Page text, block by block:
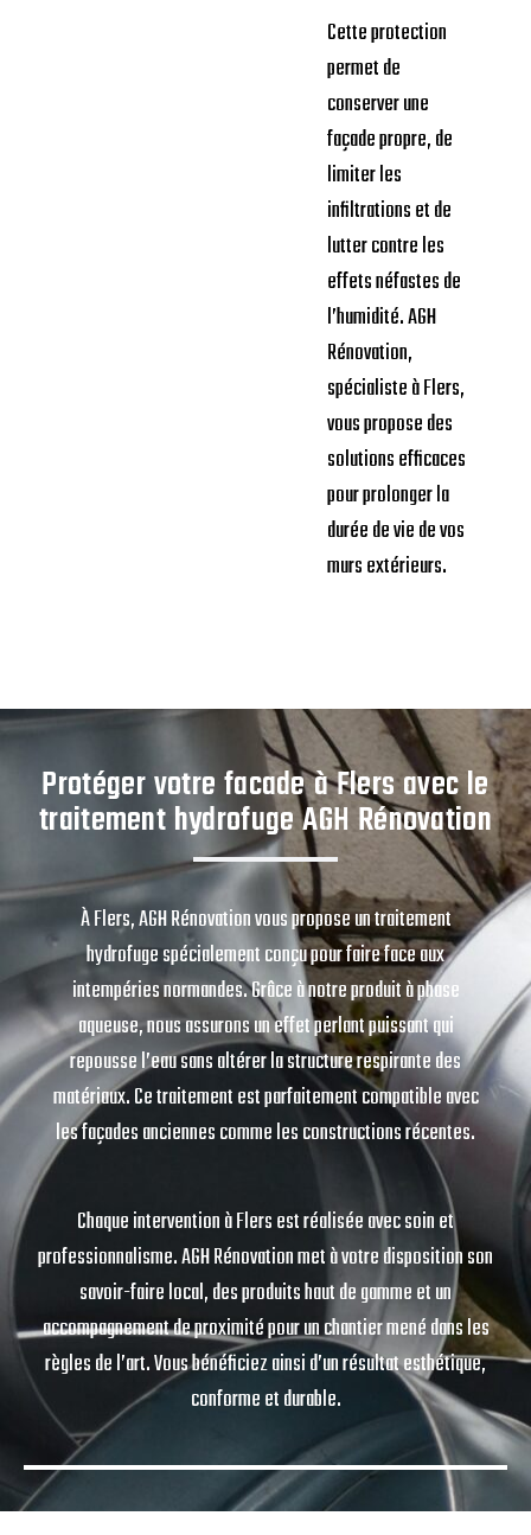
Cette protection
permet de
conserver une
façade propre, de
limiter les
infiltrations et de
lutter contre les
effets néfastes de
l’humidité. AGH
Rénovation,
spécialiste à Flers,
vous propose des
solutions efficaces
pour prolonger la
durée de vie de vos
murs extérieurs.
Protéger votre facade à Flers avec le
traitement hydrofuge AGH Rénovation
À Flers, AGH Rénovation vous propose un traitement
hydrofuge spécialement conçu pour faire face aux
intempéries normandes. Grâce à notre produit à phase
aqueuse, nous assurons un effet perlant puissant qui
repousse l’eau sans altérer la structure respirante des
matériaux. Ce traitement est parfaitement compatible avec
les façades anciennes comme les constructions récentes.
Chaque intervention à Flers est réalisée avec soin et
professionnalisme. AGH Rénovation met à votre disposition son
savoir-faire local, des produits haut de gamme et un
accompagnement de proximité pour un chantier mené dans les
règles de l’art. Vous bénéficiez ainsi d’un résultat esthétique,
conforme et durable.